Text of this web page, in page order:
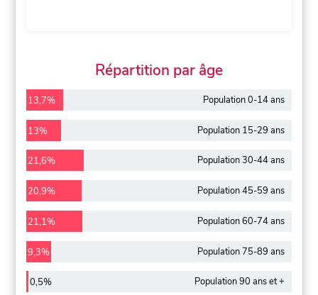
Répartition par âge
13,7% Population 0-14 ans
13% Population 15-29 ans
21,6% Population 30-44 ans
20,9% Population 45-59 ans
21,1% Population 60-74 ans
9,3% Population 75-89 ans
0,5% Population 90 ans et +